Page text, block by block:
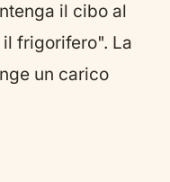
il cibo al
frigorifero". La
un carico